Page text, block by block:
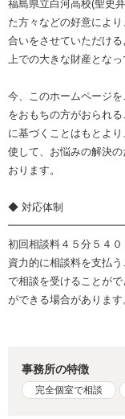
福島県立白河高校(聖史
た方々などの好意によ
合いをさせていただけ
上での大きな財産となっ
今、このホームページ
をおもちの方がおられ
に基づくことはもとよ
使して、お悩みの解決
おります。
◆ 対応体制
初回相談料４５分５４０
資力的に相談料を支払
で相談を受けることが
ができる場合があります
事務所の特徴
完全個室で相談